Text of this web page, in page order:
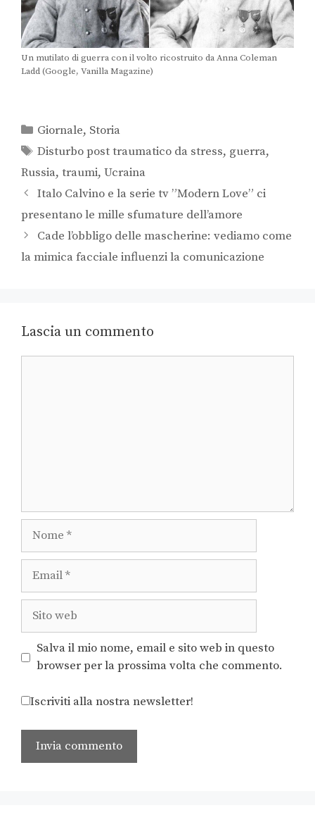
Un mutilato di guerra con il volto ricostruito da Anna Coleman
Ladd (Google, Vanilla Magazine)
Giornale, Storia
Disturbo post traumatico da stress, guerra,
Russia, traumi, Ucraina
Italo Calvino e la serie tv ”Modern Love” ci
presentano le mille sfumature dell’amore
Cade l’obbligo delle mascherine: vediamo come
la mimica facciale influenzi la comunicazione
Lascia un commento
Salva il mio nome, email e sito web in questo
browser per la prossima volta che commento.
Iscriviti alla nostra newsletter!